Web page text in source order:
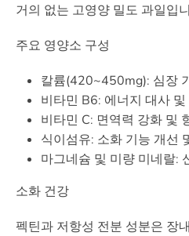
거의 없는 고영양 밀도 과일입
주요 영양소 구성
칼륨(420~450mg): 심장
비타민 B6: 에너지 대사
비타민 C: 면역력 강화 및
식이섬유: 소화 기능 개선
마그네슘 및 미량 미네랄:
소화 건강
펙틴과 저항성 전분 성분은 장